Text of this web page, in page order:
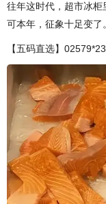
往年这时代，超市冰柜
可本年，征象十足变了。
【五码直选】